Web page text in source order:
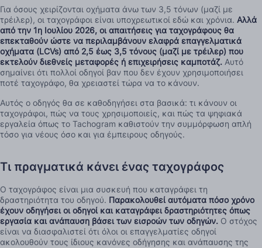
Για όσους χειρίζονται οχήματα άνω των 3,5 τόνων (μαζί με
τρέιλερ), οι ταχογράφοι είναι υποχρεωτικοί εδώ και χρόνια. Αλλά
από την 1η Ιουλίου 2026, οι απαιτήσεις για ταχογράφους θα
επεκταθούν ώστε να περιλαμβάνουν ελαφρά επαγγελματικά
οχήματα (LCVs) από 2,5 έως 3,5 τόνους (μαζί με τρέιλερ) που
εκτελούν διεθνείς μεταφορές ή επιχειρήσεις καμποτάζ. Αυτό
σημαίνει ότι πολλοί οδηγοί βαν που δεν έχουν χρησιμοποιήσει
ποτέ ταχογράφο, θα χρειαστεί τώρα να το κάνουν.
Αυτός ο οδηγός θα σε καθοδηγήσει στα βασικά: τι κάνουν οι
ταχογράφοι, πώς να τους χρησιμοποιείς, και πώς τα ψηφιακά
εργαλεία όπως το Tachogram καθιστούν την συμμόρφωση απλή
τόσο για νέους όσο και για έμπειρους οδηγούς.
Τι πραγματικά κάνει ένας ταχογράφος
Ο ταχογράφος είναι μια συσκευή που καταγράφει τη
δραστηριότητα του οδηγού. Παρακολουθεί αυτόματα πόσο χρόνο
έχουν οδηγήσει οι οδηγοί και καταγράφει δραστηριότητες όπως
εργασία και ανάπαυση βάσει των εισροών των οδηγών. Ο στόχος
είναι να διασφαλιστεί ότι όλοι οι επαγγελματίες οδηγοί
ακολουθούν τους ίδιους κανόνες οδήγησης και ανάπαυσης της